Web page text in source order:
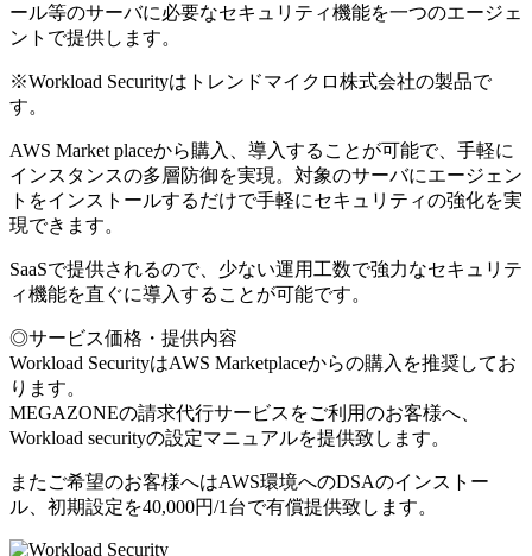
ール等のサーバに必要なセキュリティ機能を一つのエージェ
ントで提供します。
※Workload Securityはトレンドマイクロ株式会社の製品で
す。
AWS Market placeから購入、導入することが可能で、手軽に
インスタンスの多層防御を実現。対象のサーバにエージェン
トをインストールするだけで手軽にセキュリティの強化を実
現できます。
SaaSで提供されるので、少ない運用工数で強力なセキュリテ
ィ機能を直ぐに導入することが可能です。
◎サービス価格・提供内容
Workload SecurityはAWS Marketplaceからの購入を推奨してお
ります。
MEGAZONEの請求代行サービスをご利用のお客様へ、
Workload securityの設定マニュアルを提供致します。
またご希望のお客様へはAWS環境へのDSAのインストー
ル、初期設定を40,000円/1台で有償提供致します。